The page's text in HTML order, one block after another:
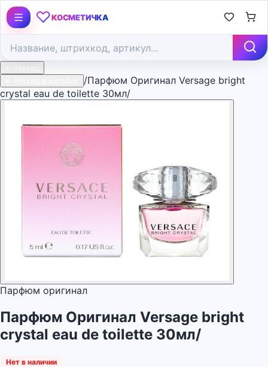
♡КОСМЕТИЧКА
/Парфюм Оригинал Versage bright
crystal eau de toilette 30мл/
Парфюм оригинал
Парфюм Оригинал Versage bright
crystal eau de toilette 30мл/
Нет в наличии